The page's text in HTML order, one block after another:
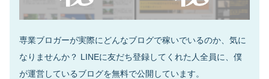
専業ブロガーが実際にどんなブログで稼いでいるのか、気に
なりませんか？ LINEに友だち登録してくれた人全員に、僕
が運営しているブログを無料で公開しています。